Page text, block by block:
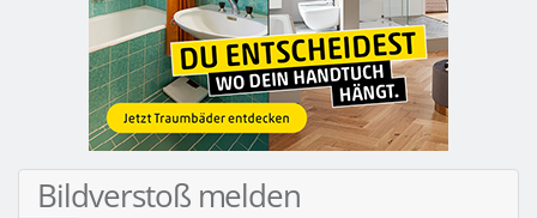
Bildverstoß melden